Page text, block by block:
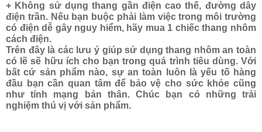
+ Không sử dụng thang gần điện cao thế, đường dây
điện trần. Nếu bạn buộc phải làm việc trong môi trường
có điện dễ gây nguy hiểm, hãy mua 1 chiếc thang nhôm
cách điện.
Trên đây là các lưu ý giúp sử dụng thang nhôm an toàn
có lẽ sẽ hữu ích cho bạn trong quá trình tiêu dùng. Với
bất cứ sản phẩm nào, sự an toàn luôn là yếu tố hàng
đầu bạn cần quan tâm để bảo vệ cho sức khỏe cũng
như tính mạng bản thân. Chúc bạn có những trải
nghiệm thú vị với sản phẩm.